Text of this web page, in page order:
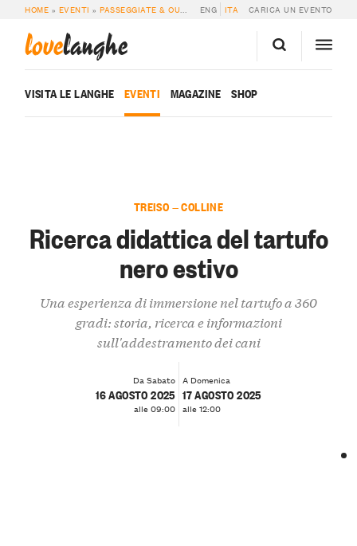
HOME » EVENTI »PASSEGGIATE & OUTDOOR » RICERCA DIDATTICA DEL
ENG ITA CARICA UN EVENTO
lovelanghe
VISITA LE LANGHE EVENTI MAGAZINE SHOP
TREISO — COLLINE
Ricerca didattica del tartufo
nero estivo
Una esperienza di immersione nel tartufo a 360
gradi: storia, ricerca e informazioni
sull'addestramento dei cani
Da Sabato
16 AGOSTO 2025
alle 09:00
A Domenica
17 AGOSTO 2025
alle 12:00